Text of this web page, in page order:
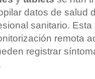
datos de salud
sanitario.
remota
registrar